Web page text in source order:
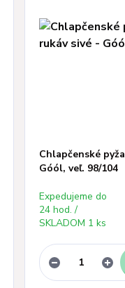
Chlapčenské
Góól, veľ. 98/104
Expedujeme do
24 hod. /
SKLADOM 1 ks